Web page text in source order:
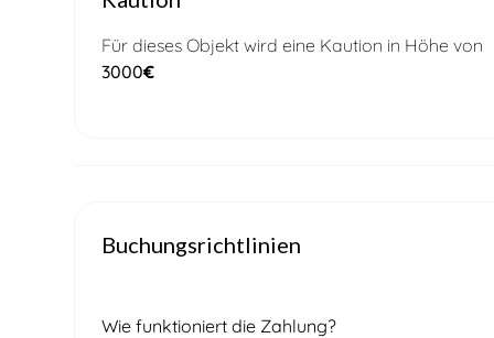
Für dieses Objekt wird eine Kaution in Höhe von
3000€
Buchungsrichtlinien
Wie funktioniert die Zahlung?